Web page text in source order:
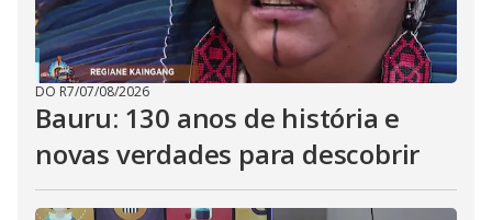
DO R7/07/08/2026
Bauru: 130 anos de história e
novas verdades para descobrir